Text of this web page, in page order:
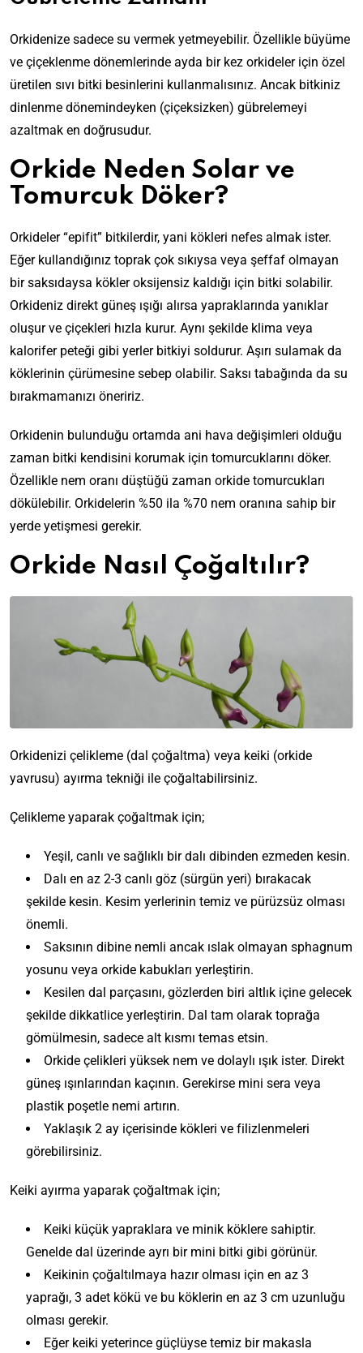
Orkidenize sadece su vermek yetmeyebilir. Özellikle büyüme
ve çiçeklenme dönemlerinde ayda bir kez orkideler için özel
üretilen sıvı bitki besinlerini kullanmalısınız. Ancak bitkiniz
dinlenme dönemindeyken (çiçeksizken) gübrelemeyi
azaltmak en doğrusudur.
Orkide Neden Solar ve
Tomurcuk Döker?
Orkideler “epifit” bitkilerdir, yani kökleri nefes almak ister.
Eğer kullandığınız toprak çok sıkıysa veya şeffaf olmayan
bir saksıdaysa kökler oksijensiz kaldığı için bitki solabilir.
Orkideniz direkt güneş ışığı alırsa yapraklarında yanıklar
oluşur ve çiçekleri hızla kurur. Aynı şekilde klima veya
kalorifer peteği gibi yerler bitkiyi soldurur. Aşırı sulamak da
köklerinin çürümesine sebep olabilir. Saksı tabağında da su
bırakmamanızı öneririz.
Orkidenin bulunduğu ortamda ani hava değişimleri olduğu
zaman bitki kendisini korumak için tomurcuklarını döker.
Özellikle nem oranı düştüğü zaman orkide tomurcukları
dökülebilir. Orkidelerin %50 ila %70 nem oranına sahip bir
yerde yetişmesi gerekir.
Orkide Nasıl Çoğaltılır?
Orkidenizi çelikleme (dal çoğaltma) veya keiki (orkide
yavrusu) ayırma tekniği ile çoğaltabilirsiniz.
Çelikleme yaparak çoğaltmak için;
Yeşil, canlı ve sağlıklı bir dalı dibinden ezmeden kesin.
Dalı en az 2-3 canlı göz (sürgün yeri) bırakacak
şekilde kesin. Kesim yerlerinin temiz ve pürüzsüz olması
önemli.
Saksının dibine nemli ancak ıslak olmayan sphagnum
yosunu veya orkide kabukları yerleştirin.
Kesilen dal parçasını, gözlerden biri altlık içine gelecek
şekilde dikkatlice yerleştirin. Dal tam olarak toprağa
gömülmesin, sadece alt kısmı temas etsin.
Orkide çelikleri yüksek nem ve dolaylı ışık ister. Direkt
güneş ışınlarından kaçının. Gerekirse mini sera veya
plastik poşetle nemi artırın.
Yaklaşık 2 ay içerisinde kökleri ve filizlenmeleri
görebilirsiniz.
Keiki ayırma yaparak çoğaltmak için;
Keiki küçük yapraklara ve minik köklere sahiptir.
Genelde dal üzerinde ayrı bir mini bitki gibi görünür.
Keikinin çoğaltılmaya hazır olması için en az 3
yaprağı, 3 adet kökü ve bu köklerin en az 3 cm uzunluğu
olması gerekir.
Eğer keiki yeterince güçlüyse temiz bir makasla